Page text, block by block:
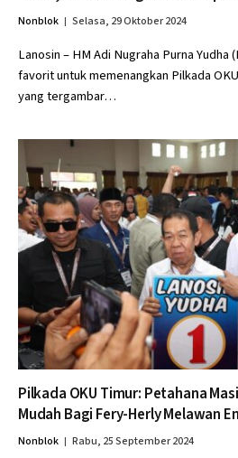
Nonblok Selasa, 29 Oktober 2024
Lanosin – HM Adi Nugraha Purna Yudha
favorit untuk memenangkan Pilkada
yang tergambar…
Pilkada OKU Timur: Petahana
Mudah Bagi Fery-Herly Melawan
Nonblok Rabu, 25 September 2024